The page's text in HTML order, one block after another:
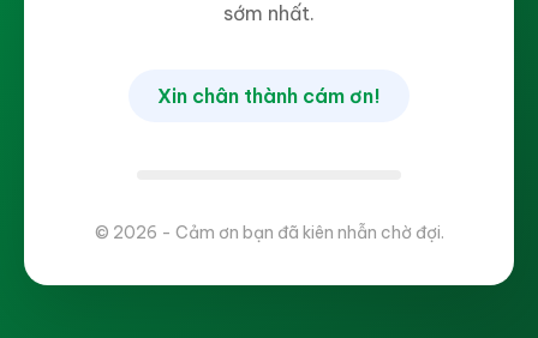
sớm nhất.
Xin chân thành cám ơn!
© 2026 - Cảm ơn bạn đã kiên nhẫn chờ đợi.